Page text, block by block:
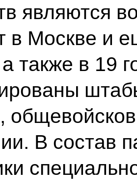
являются
в Москве и
также в 19
В состав